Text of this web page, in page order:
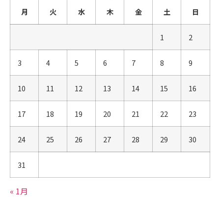
月
火 水 木 金 土 日
1 2
3 4 5 6 7 8 9
10 11 12 13 14 15 16
17 18 19 20 21 22 23
24 25 26 27 28 29 30
31
« 1月